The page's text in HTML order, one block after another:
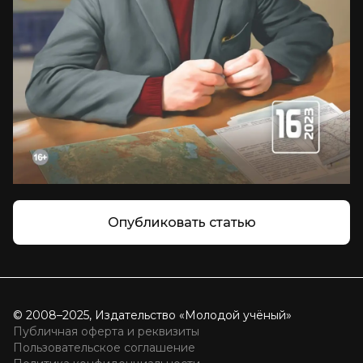
Опубликовать статью
© 2008–2025, Издательство «Молодой учёный»
Публичная оферта и реквизиты
Пользовательское соглашение